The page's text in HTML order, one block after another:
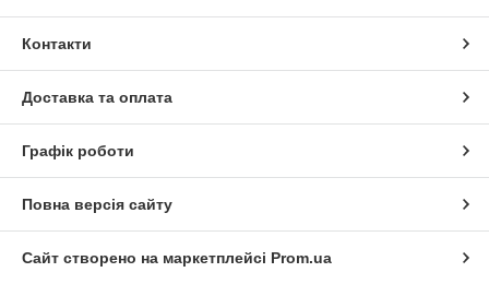
Контакти
Доставка та оплата
Графік роботи
Повна версія сайту
Сайт створено на маркетплейсі Prom.ua